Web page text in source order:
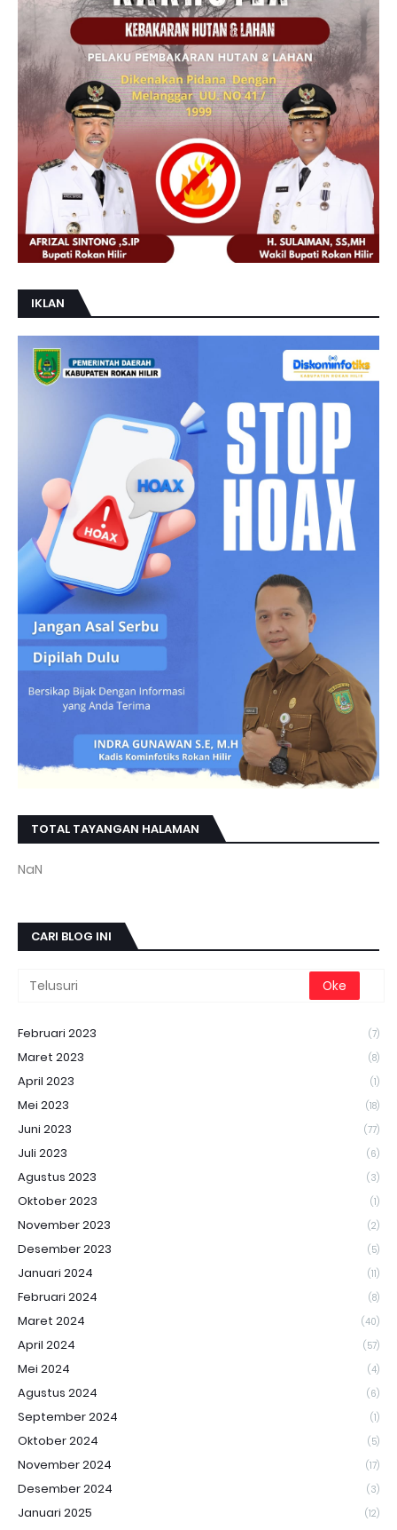
IKLAN
TOTAL TAYANGAN HALAMAN
NaN
CARI BLOG INI
Februari 2023 (7)
Maret 2023 (8)
April 2023 (1)
Mei 2023 (18)
Juni 2023 (77)
Juli 2023 (6)
Agustus 2023 (3)
Oktober 2023 (1)
November 2023 (2)
Desember 2023 (5)
Januari 2024 (11)
Februari 2024 (8)
Maret 2024 (40)
April 2024 (57)
Mei 2024 (4)
Agustus 2024 (6)
September 2024 (1)
Oktober 2024 (5)
November 2024 (17)
Desember 2024 (3)
Januari 2025 (12)